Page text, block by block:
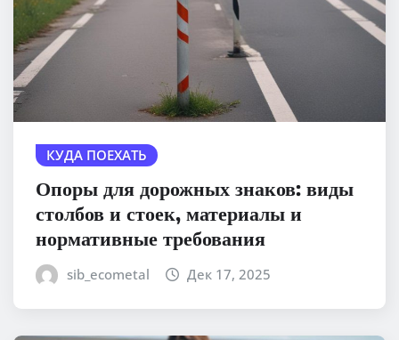
КУДА ПОЕХАТЬ
Опоры для дорожных знаков: виды
столбов и стоек, материалы и
нормативные требования
sib_ecometal Дек 17, 2025